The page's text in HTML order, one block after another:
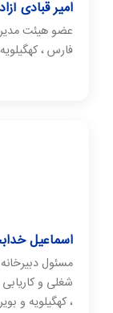
امیر قبادی آزاد
عضو هیئت
فارس ،
اسماعیل
مسئول
شغلی و
، کهگیلویه و